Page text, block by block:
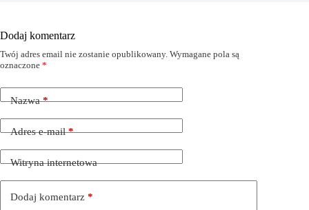
Dodaj komentarz
Twój adres email nie zostanie opublikowany. Wymagane pola są
oznaczone *
Nazwa*
Adres e-mail*
Witryna internetowa
Dodaj komentarz *